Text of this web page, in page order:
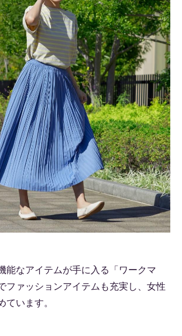
能なアイテムが手に入る「ワークマ
ファッションアイテムも充実し、女性
ています。